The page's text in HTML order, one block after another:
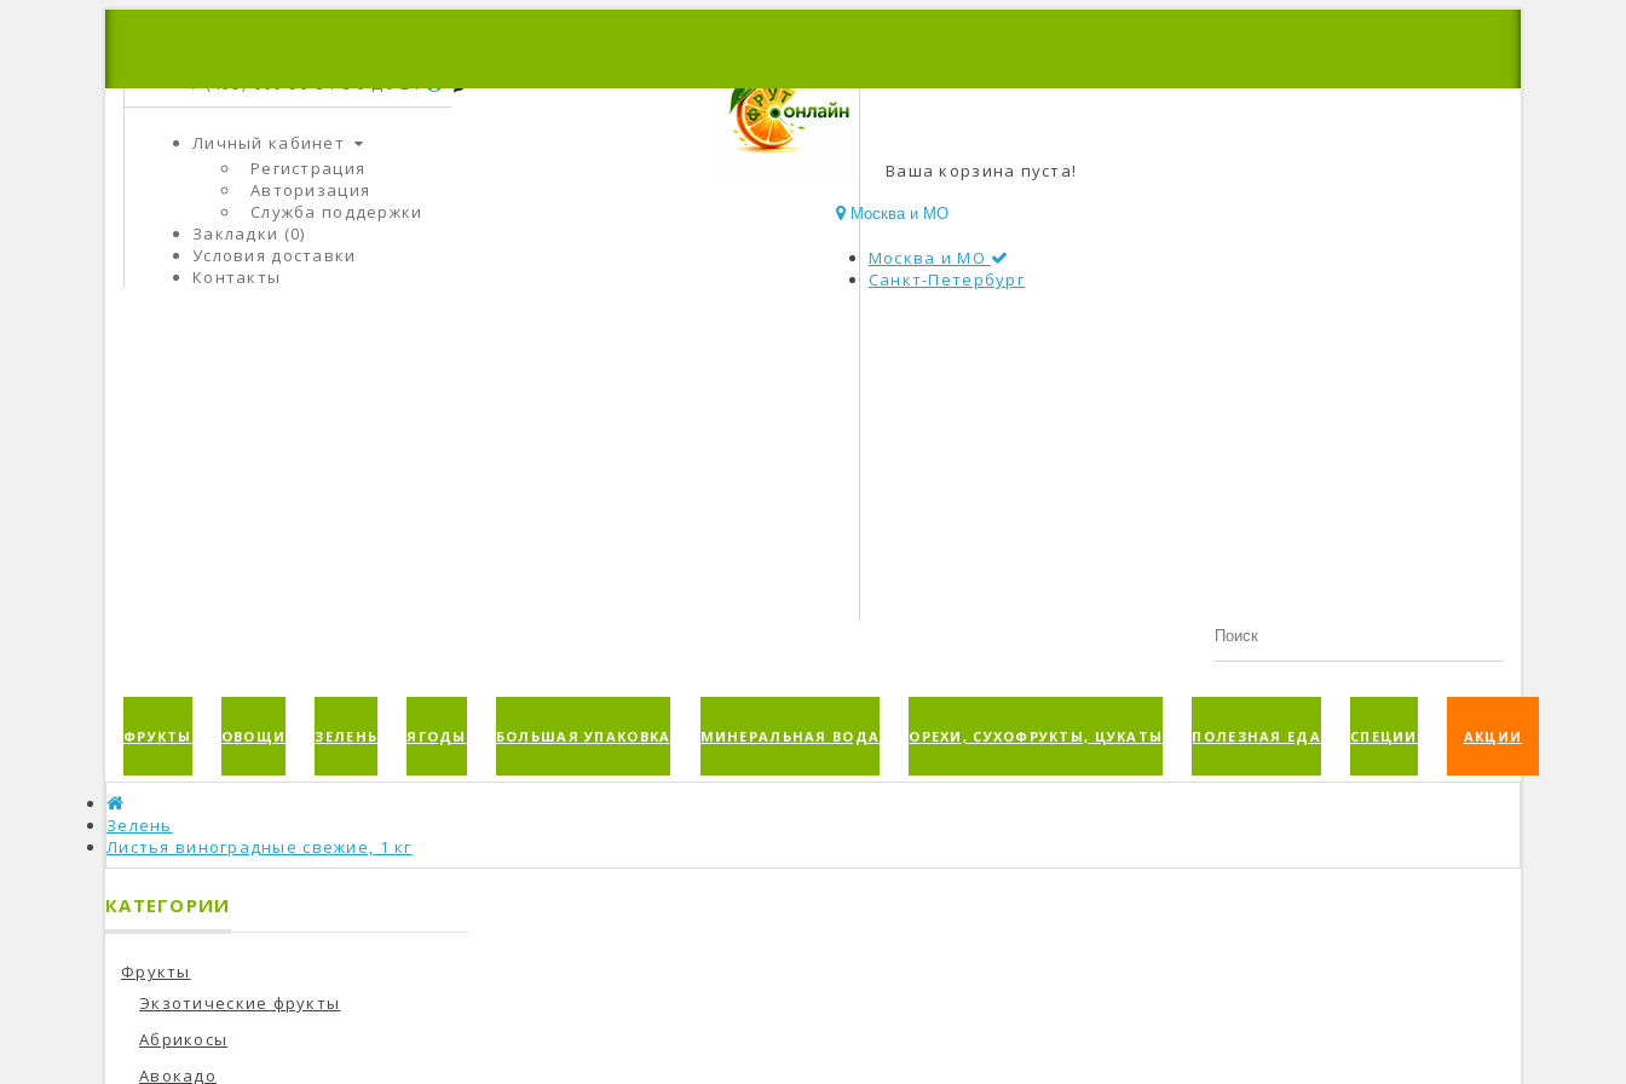
+7 (495) 666-56-84C 9 До 21
Личный кабинет
Регистрация
Авторизация
Служба поддержки
Закладки (0)
Условия доставки
Контакты
Ваша корзина пуста!
Москва и МО
Москва и МО
Санкт-Петербург
ФРУКТЫ ОВОЩИ ЗЕЛЕНЬ ЯГОДЫ БОЛЬШАЯ УПАКОВКА МИНЕРАЛЬНАЯ ВОДА ОРЕХИ, СУХОФРУКТЫ, ЦУКАТЫ ПОЛЕЗНАЯ ЕДА СПЕЦИИ АКЦИИ
Зелень
Листья виноградные свежие, 1 кг
КАТЕГОРИИ
Фрукты
Экзотические фрукты
Абрикосы
Авокадо